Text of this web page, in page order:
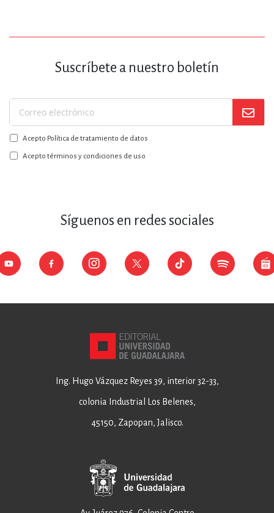
Suscríbete a nuestro boletín
Suscríbase
a
nuestro
boletín:
Acepto Política de tratamiento de datos
Acepto términos y condiciones de uso
Síguenos en redes sociales
Ing. Hugo Vázquez Reyes 39, interior 32-33,
colonia Industrial Los Belenes,
45150, Zapopan, Jalisco.